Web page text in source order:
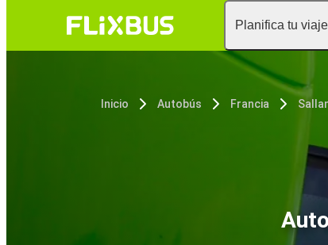
Planifica tu viaje
Inicio Autobús Francia